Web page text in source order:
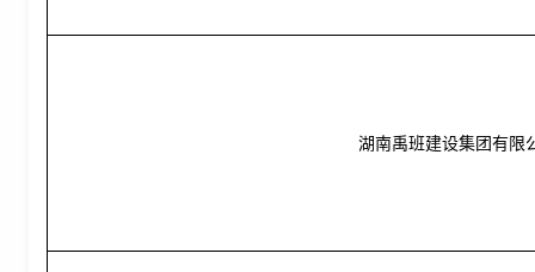
湖南禹班建设集团有限